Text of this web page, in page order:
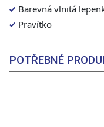
Barevná vlnitá
Pravítko
POTŘEBNÉ